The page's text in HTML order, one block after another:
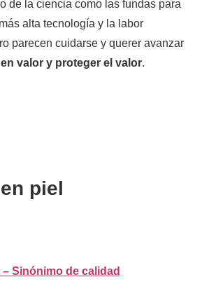
de la ciencia como las fundas para
alta tecnología y la labor
parecen cuidarse y querer avanzar
valor y proteger el valor.
piel
Sinónimo de calidad